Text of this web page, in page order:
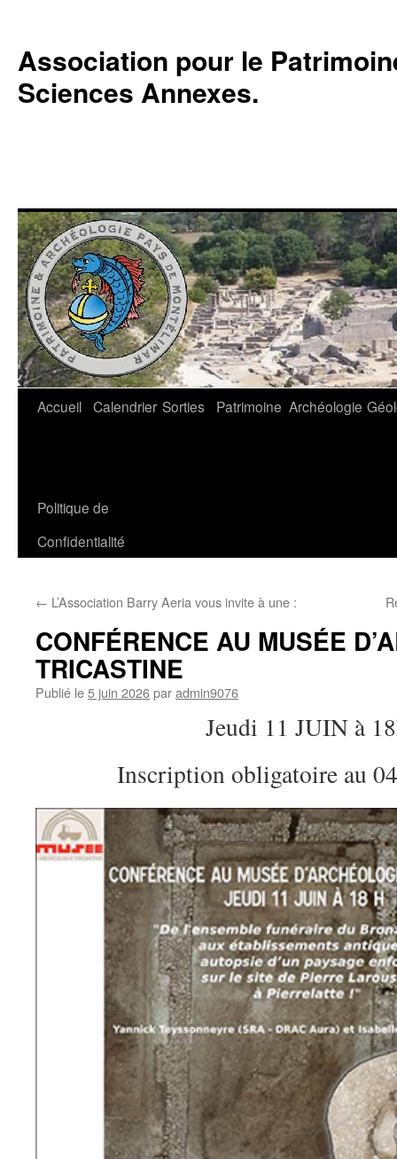
Association pour le
Sciences Annexes.
Aller
Accueil Calendrier Sorties Patrimoine Archéologie
Politique de
Confidentialité
← L’Association Barry Aeria vous invite à une :
CONFÉRENCE AU MUSÉE
TRICASTINE
Publié le5 juin 2026paradmin9076
Jeudi 11 JUIN à
Inscription obligatoire au